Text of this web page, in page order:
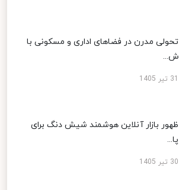
تحولی مدرن در فضاهای اداری و مسکونی با
ش...
ظهور بازار آنلاین هوشمند شیش دنگ برای
پا...
30 تیر 1405